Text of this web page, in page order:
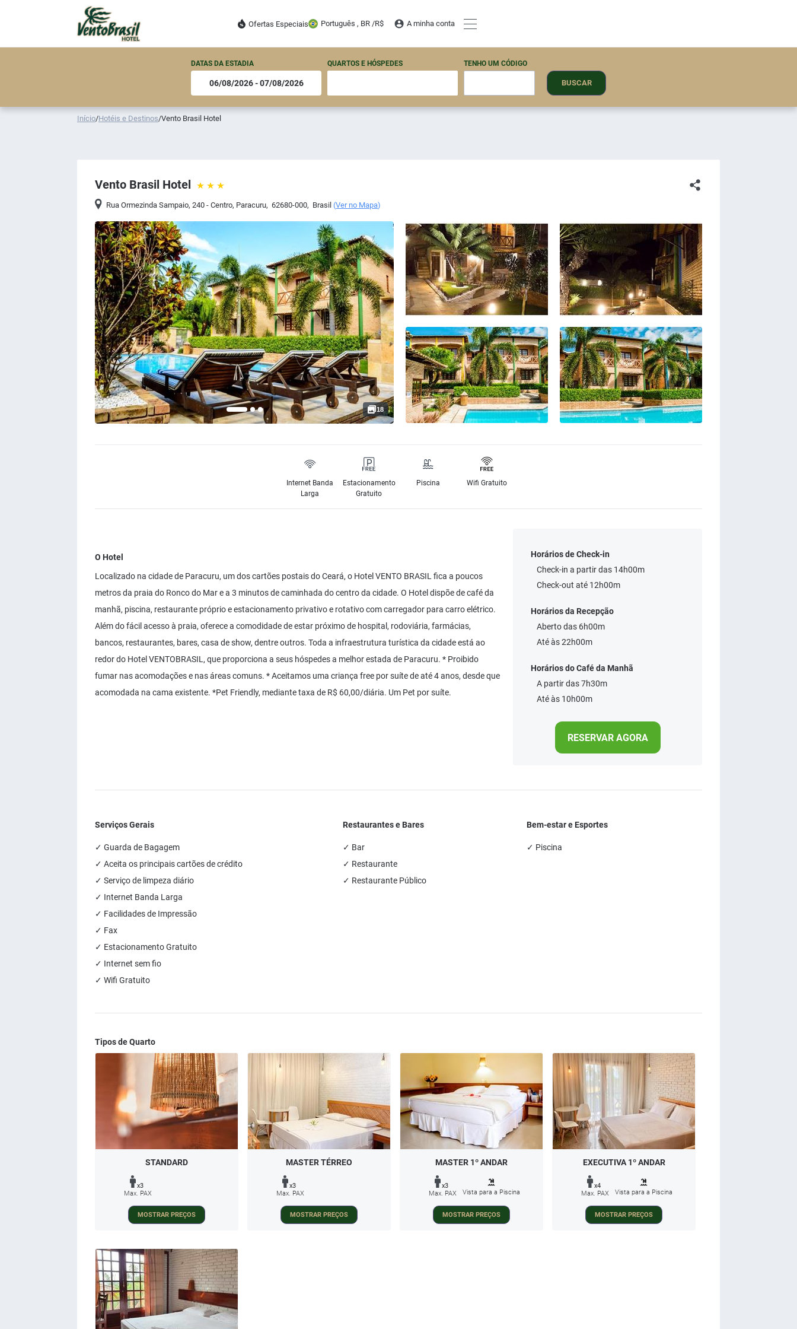
Ofertas Especiais Português , BR /R$ A minha conta
DATAS DA ESTADIA QUARTOS E HÓSPEDES TENHO UM CÓDIGO
BUSCAR
Início/Hotéis e Destinos/Vento Brasil Hotel
Vento Brasil Hotel
Rua Ormezinda Sampaio, 240 - Centro, Paracuru, 62680-000, Brasil (Ver no Mapa)
18
Internet Banda
Larga
Estacionamento
Gratuito
Piscina Wifi Gratuito
O Hotel
Localizado na cidade de Paracuru, um dos cartões postais do Ceará, o Hotel VENTO BRASIL fica a poucos
metros da praia do Ronco do Mar e a 3 minutos de caminhada do centro da cidade. O Hotel dispõe de café da
manhã, piscina, restaurante próprio e estacionamento privativo e rotativo com carregador para carro elétrico.
Além do fácil acesso à praia, oferece a comodidade de estar próximo de hospital, rodoviária, farmácias,
bancos, restaurantes, bares, casa de show, dentre outros. Toda a infraestrutura turística da cidade está ao
redor do Hotel VENTOBRASIL, que proporciona a seus hóspedes a melhor estada de Paracuru. * Proibido
fumar nas acomodações e nas áreas comuns. * Aceitamos uma criança free por suíte de até 4 anos, desde que
acomodada na cama existente. *Pet Friendly, mediante taxa de R$ 60,00/diária. Um Pet por suíte.
Horários de Check-in
Check-in a partir das 14h00m
Check-out até 12h00m
Horários da Recepção
Aberto das 6h00m
Até às 22h00m
Horários do Café da Manhã
A partir das 7h30m
Até às 10h00m
RESERVAR AGORA
Serviços Gerais
✓ Guarda de Bagagem
✓ Aceita os principais cartões de crédito
✓ Serviço de limpeza diário
✓ Internet Banda Larga
✓ Facilidades de Impressão
✓ Fax
✓ Estacionamento Gratuito
✓ Internet sem fio
✓ Wifi Gratuito
Restaurantes e Bares
✓ Bar
✓ Restaurante
✓ Restaurante Público
Bem-estar e Esportes
✓ Piscina
Tipos de Quarto
STANDARD
x3
Max. PAX
MOSTRAR PREÇOS
MASTER TÉRREO
x3
Max. PAX
MOSTRAR PREÇOS
MASTER 1º ANDAR
x3
Max. PAX
Vista para a Piscina
MOSTRAR PREÇOS
EXECUTIVA 1º ANDAR
x4
Max. PAX
Vista para a Piscina
MOSTRAR PREÇOS